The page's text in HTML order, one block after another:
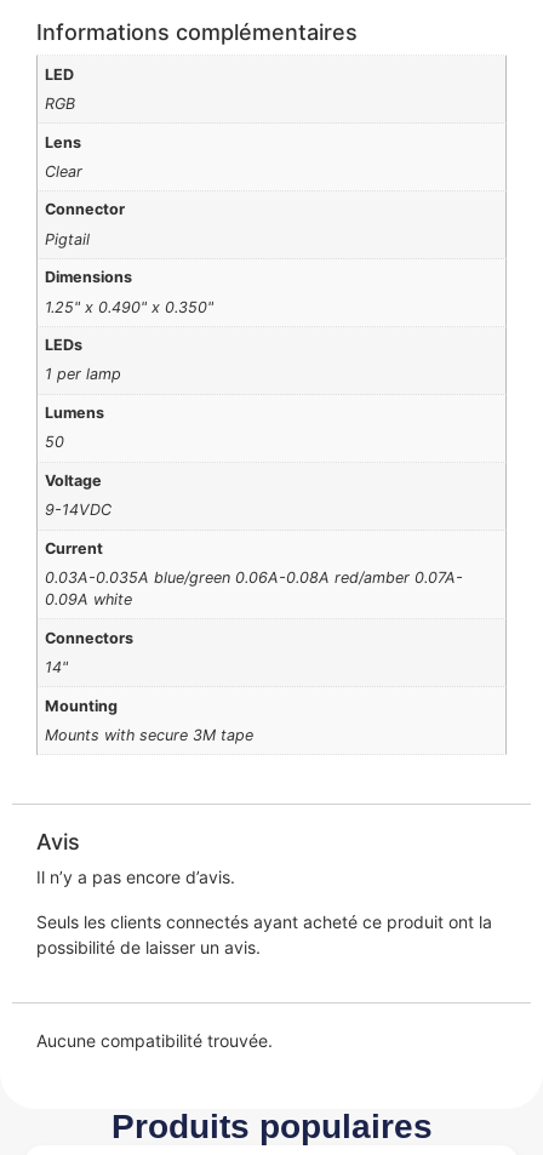
Informations complémentaires
LED
RGB
Lens
Clear
Connector
Pigtail
Dimensions
1.25" x 0.490" x 0.350"
LEDs
1 per lamp
Lumens
50
Voltage
9-14VDC
Current
0.03A-0.035A blue/green 0.06A-0.08A red/amber 0.07A-
0.09A white
Connectors
14"
Mounting
Mounts with secure 3M tape
Avis
Il n’y a pas encore d’avis.
Seuls les clients connectés ayant acheté ce produit ont la
possibilité de laisser un avis.
Aucune compatibilité trouvée.
Produits populaires